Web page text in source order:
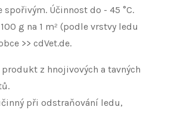
Účinnost do - 45 °C.
g na 1 m² (podle vrstvy ledu
>> cdVet.de.
z hnojivových a tavných
při odstraňování ledu,